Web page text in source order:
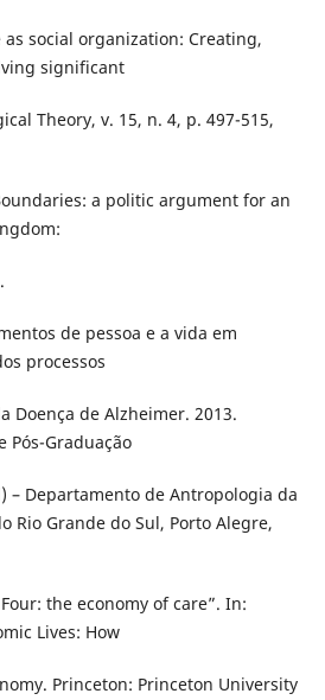
as social organization: Creating,
significant
Theory, v. 15, n. 4, p. 497-515,
a politic argument for an
de pessoa e a vida em
processos
Doença de Alzheimer. 2013.
Pós-Graduação
– Departamento de Antropologia da
Rio Grande do Sul, Porto Alegre,
Four: the economy of care”. In:
Lives: How
Princeton: Princeton University